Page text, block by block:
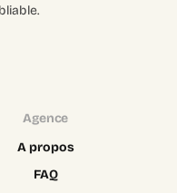
Agence
A propos
FAQ